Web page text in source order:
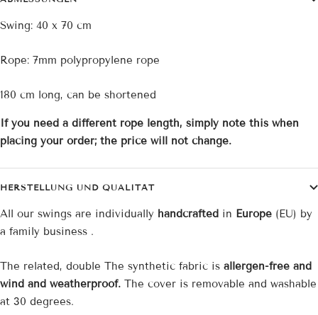
Swing: 40 x 70 cm
Rope: 7mm polypropylene rope
180 cm long, can be shortened
If you need a different rope length, simply note this when
placing your order; the price will not change.
HERSTELLUNG UND QUALITÄT
All our swings are individually handcrafted in Europe (EU) by
a family business .
The related, double The synthetic fabric is allergen-free and
wind and weatherproof. The cover is removable and washable
at 30 degrees.